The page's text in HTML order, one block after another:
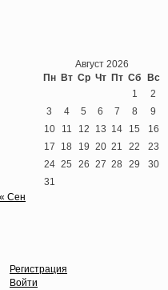
Август 2026
Пн Вт Ср Чт Пт Сб Вс
1
2
3
4 5 6 7 8
9
10
11 12 13 14 15
16
17
18 19 20 21 22
23
24 25 26 27 28 29
30
31
« Сен
Регистрация
Войти